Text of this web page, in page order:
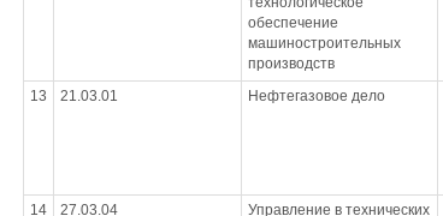
обеспечение
машиностроительных
производств
13 21.03.01 Нефтегазовое дело
14 27.03.04
Управление в технических